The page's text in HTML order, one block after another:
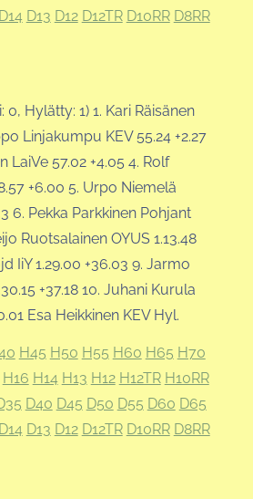
D14 D13 D12 D12TR D10RR D8RR
0, Hylätty: 1) 1. Kari Räisänen
Linjakumpu KEV 55.24 +2.27
LaiVe 57.02 +4.05 4. Rolf
+6.00 5. Urpo Niemelä
6. Pekka Parkkinen Pohjant
Ruotsalainen OYUS 1.13.48
IiY 1.29.00 +36.03 9. Jarmo
+37.18 10. Juhani Kurula
Esa Heikkinen KEV Hyl.
H45 H50 H55 H60 H65 H70
H16 H14 H13 H12 H12TR H10RR
D40 D45 D50 D55 D60 D65
D14 D13 D12 D12TR D10RR D8RR